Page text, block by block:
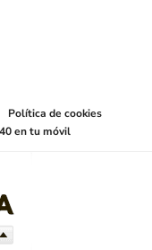
Política de cookies
en tu móvil